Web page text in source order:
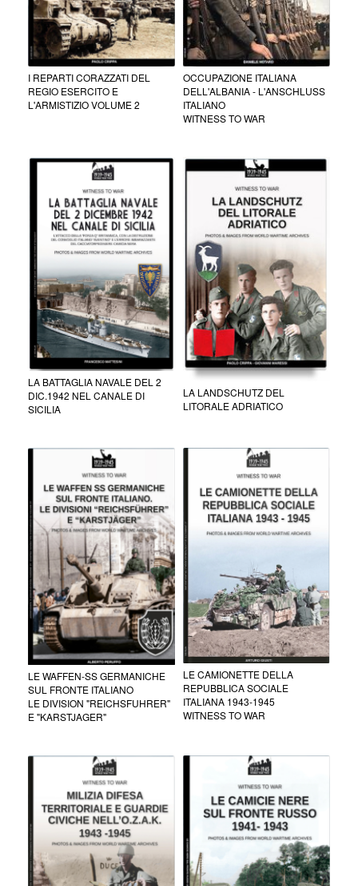
I REPARTI CORAZZATI DEL
REGIO ESERCITO E
L'ARMISTIZIO VOLUME 2
OCCUPAZIONE ITALIANA
DELL'ALBANIA - L'ANSCHLUSS
ITALIANO
WITNESS TO WAR
LA BATTAGLIA NAVALE DEL 2
DIC.1942 NEL CANALE DI
SICILIA
LA LANDSCHUTZ DEL
LITORALE ADRIATICO
LE WAFFEN-SS GERMANICHE
SUL FRONTE ITALIANO
LE DIVISION "REICHSFUHRER"
E "KARSTJAGER"
LE CAMIONETTE DELLA
REPUBBLICA SOCIALE
ITALIANA 1943-1945
WITNESS TO WAR